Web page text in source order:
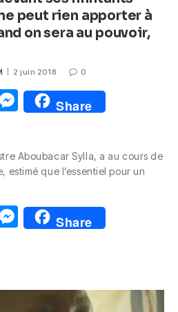
peut rien apporter à
on sera au pouvoir,
2 juin 2018 0
M
e
e
g
er
Share
Aboubacar Sylla, a au cours de
estimé que l’essentiel pour un
M
e
e
Share